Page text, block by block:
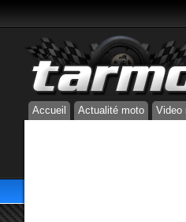
Accueil Actualité moto Video